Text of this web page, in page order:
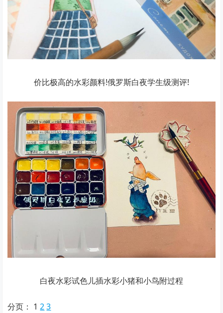
价比极高的水彩颜料!俄罗斯白夜学生级测评!
白夜水彩试色儿插水彩小猪和小鸟附过程
分页： 1 2 3